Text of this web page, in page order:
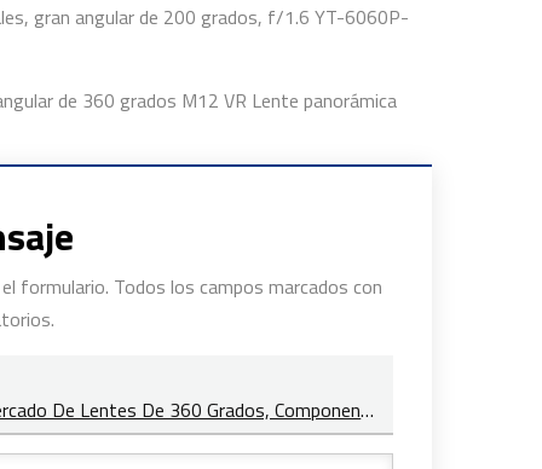
gran angular de 200 grados, f/1.6 YT-6060P-
de 360 ​​grados M12 VR Lente panorámica
formulario. Todos los campos marcados con
Módulo De Cámara De Alta Resolución De 1/2.8'' F/2.4 Para Mercado De Lentes De 360 Grados, Componentes Para Cámaras Envolventes ADAS Automotrices YT-6032-F2-B